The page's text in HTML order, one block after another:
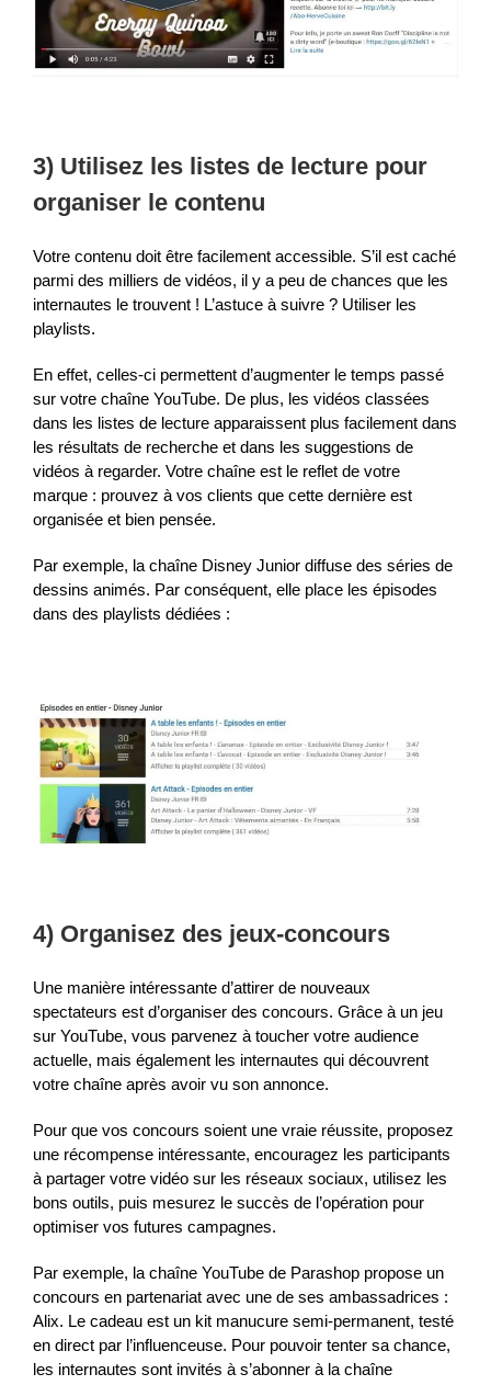
3) Utilisez les listes de lecture pour
organiser le contenu
Votre contenu doit être facilement accessible. S’il est caché
parmi des milliers de vidéos, il y a peu de chances que les
internautes le trouvent ! L’astuce à suivre ? Utiliser les
playlists.
En effet, celles-ci permettent d’augmenter le temps passé
sur votre chaîne YouTube. De plus, les vidéos classées
dans les listes de lecture apparaissent plus facilement dans
les résultats de recherche et dans les suggestions de
vidéos à regarder. Votre chaîne est le reflet de votre
marque : prouvez à vos clients que cette dernière est
organisée et bien pensée.
Par exemple, la chaîne Disney Junior diffuse des séries de
dessins animés. Par conséquent, elle place les épisodes
dans des playlists dédiées :
4) Organisez des jeux-concours
Une manière intéressante d’attirer de nouveaux
spectateurs est d’organiser des concours. Grâce à un jeu
sur YouTube, vous parvenez à toucher votre audience
actuelle, mais également les internautes qui découvrent
votre chaîne après avoir vu son annonce.
Pour que vos concours soient une vraie réussite, proposez
une récompense intéressante, encouragez les participants
à partager votre vidéo sur les réseaux sociaux, utilisez les
bons outils, puis mesurez le succès de l’opération pour
optimiser vos futures campagnes.
Par exemple, la chaîne YouTube de Parashop propose un
concours en partenariat avec une de ses ambassadrices :
Alix. Le cadeau est un kit manucure semi-permanent, testé
en direct par l’influenceuse. Pour pouvoir tenter sa chance,
les internautes sont invités à s’abonner à la chaîne